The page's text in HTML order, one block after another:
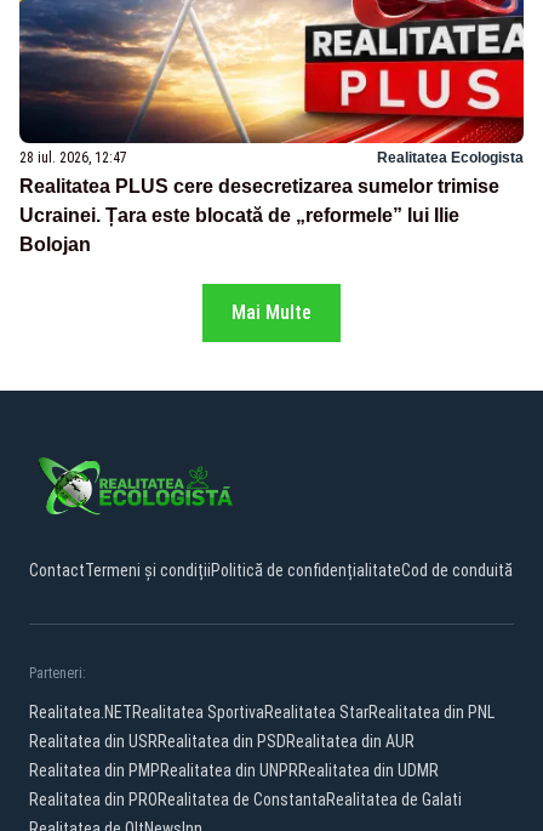
28 iul. 2026, 12:47 Realitatea Ecologista
Realitatea PLUS cere desecretizarea sumelor trimise
Ucrainei. Țara este blocată de „reformele” lui Ilie
Bolojan
Mai Multe
ContactTermeni și condițiiPolitică de confidențialitateCod de conduită
Parteneri:
Realitatea.NETRealitatea SportivaRealitatea StarRealitatea din PNL
Realitatea din USRRealitatea din PSDRealitatea din AUR
Realitatea din PMPRealitatea din UNPRRealitatea din UDMR
Realitatea din PRORealitatea de ConstantaRealitatea de Galati